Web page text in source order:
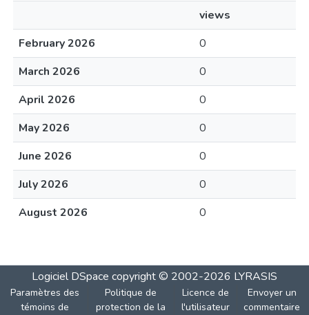
views
February 2026
0
March 2026
0
April 2026
0
May 2026
0
June 2026
0
July 2026
0
August 2026
0
Logiciel DSpace copyright © 2002-2026 LYRASIS
Paramètres des
témoins de
Politique de
protection de la
Licence de
l'utilisateur
Envoyer un
commentaire